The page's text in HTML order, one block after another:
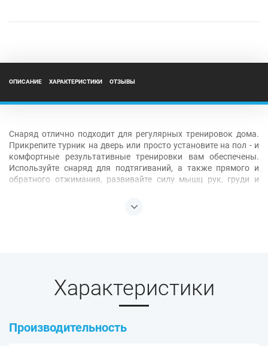
ОПИСАНИЕ ХАРАКТЕРИСТИКИ ОТЗЫВЫ
Снаряд отлично подходит для регулярных тренировок дома.
Прикрепите турник на дверь или просто установите на пол - и
комфортные результативные тренировки вам обеспечены.
Используйте снаряд для подтягиваний, а также прямого и
обратного отжимания, развивайте силу мышц рук, груди и
Размер снаряда подходит для дверных проемов от 70 до 81 см.
Характеристики
Производительность